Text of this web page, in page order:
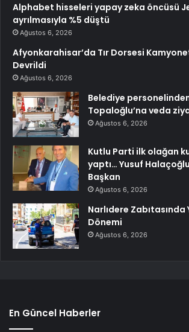
Alphabet hisseleri yapay zeka öncüsü
ayrılmasıyla %5 düştü
Ağustos 6, 2026
Afyonkarahisar’da Tır Dorsesi
Devrildi
Ağustos 6, 2026
Belediye
Topaloğlu’na veda
Ağustos 6, 2026
Kutlu Parti ilk olağan
yaptı… Yusuf
Başkan
Ağustos 6, 2026
Narlıdere Zabıtasında
Dönemi
Ağustos 6, 2026
En Güncel Haberler